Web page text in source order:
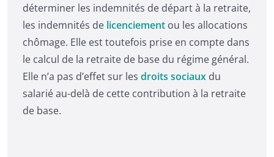
déterminer les indemnités de départ à la retraite,
les indemnités de licenciement ou les allocations
chômage. Elle est toutefois prise en compte dans
le calcul de la retraite de base du régime général.
Elle n’a pas d’effet sur les droits sociaux du
salarié au-delà de cette contribution à la retraite
de base.